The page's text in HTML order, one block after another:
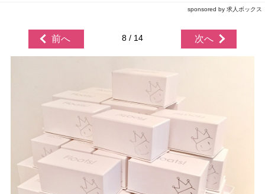
sponsored by 求人ボックス
前へ 8 / 14 次へ